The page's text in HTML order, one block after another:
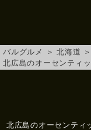
バルグルメ ＞ 北海道 ＞
北広島のオーセンティ
北広島のオーセンティ